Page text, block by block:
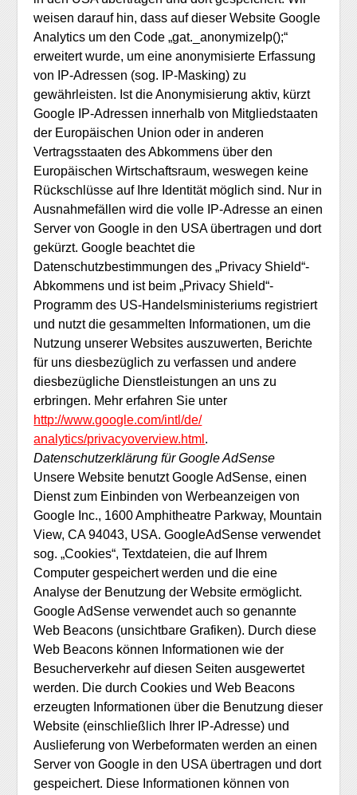
weisen darauf hin, dass auf dieser Website Google
Analytics um den Code „gat._anonymizeIp();“
erweitert wurde, um eine anonymisierte Erfassung
von IP-Adressen (sog. IP-Masking) zu
gewährleisten. Ist die Anonymisierung aktiv, kürzt
Google IP-Adressen innerhalb von Mitgliedstaaten
der Europäischen Union oder in anderen
Vertragsstaaten des Abkommens über den
Europäischen Wirtschaftsraum, weswegen keine
Rückschlüsse auf Ihre Identität möglich sind. Nur in
Ausnahmefällen wird die volle IP-Adresse an einen
Server von Google in den USA übertragen und dort
gekürzt. Google beachtet die
Datenschutzbestimmungen des „Privacy Shield“-
Abkommens und ist beim „Privacy Shield“-
Programm des US-Handelsministeriums registriert
und nutzt die gesammelten Informationen, um die
Nutzung unserer Websites auszuwerten, Berichte
für uns diesbezüglich zu verfassen und andere
diesbezügliche Dienstleistungen an uns zu
erbringen. Mehr erfahren Sie unter
http://www.google.com/intl/de/
analytics/privacyoverview.html .
Datenschutzerklärung für Google AdSense
Unsere Website benutzt Google AdSense, einen
Dienst zum Einbinden von Werbeanzeigen von
Google Inc., 1600 Amphitheatre Parkway, Mountain
View, CA 94043, USA. GoogleAdSense verwendet
sog. „Cookies“, Textdateien, die auf Ihrem
Computer gespeichert werden und die eine
Analyse der Benutzung der Website ermöglicht.
Google AdSense verwendet auch so genannte
Web Beacons (unsichtbare Grafiken). Durch diese
Web Beacons können Informationen wie der
Besucherverkehr auf diesen Seiten ausgewertet
werden. Die durch Cookies und Web Beacons
erzeugten Informationen über die Benutzung dieser
Website (einschließlich Ihrer IP-Adresse) und
Auslieferung von Werbeformaten werden an einen
Server von Google in den USA übertragen und dort
gespeichert. Diese Informationen können von